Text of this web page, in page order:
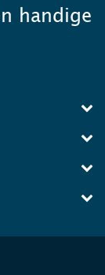
handige